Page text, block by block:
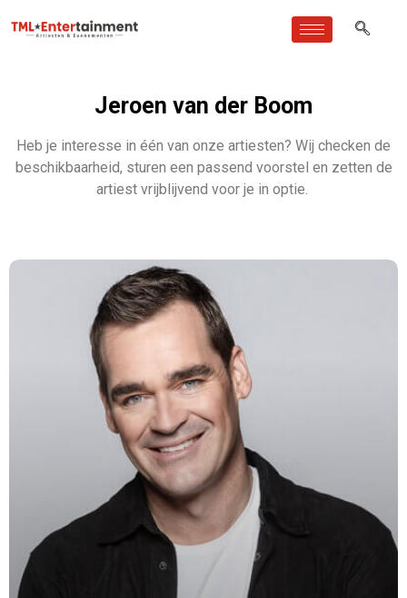
Jeroen van der Boom
Heb je interesse in één van onze artiesten? Wij checken de
beschikbaarheid, sturen een passend voorstel en zetten de
artiest vrijblijvend voor je in optie.